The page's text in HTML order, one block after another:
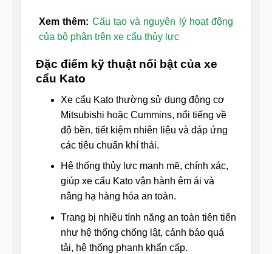
Xem thêm: Cấu tạo và nguyên lý hoạt động
của bộ phận trên xe cẩu thủy lực
Đặc điểm kỹ thuật nổi bật của xe
cẩu Kato
Xe cẩu Kato thường sử dụng động cơ
Mitsubishi hoặc Cummins, nổi tiếng về
độ bền, tiết kiệm nhiên liệu và đáp ứng
các tiêu chuẩn khí thải.
Hệ thống thủy lực mạnh mẽ, chính xác,
giúp xe cẩu Kato vận hành êm ái và
nâng hạ hàng hóa an toàn.
Trang bị nhiều tính năng an toàn tiên tiến
như hệ thống chống lật, cảnh báo quá
tải, hệ thống phanh khẩn cấp.